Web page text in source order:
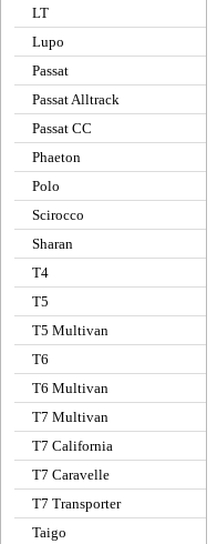
LT
Lupo
Passat
Passat Alltrack
Passat CC
Phaeton
Polo
Scirocco
Sharan
T4
T5
T5 Multivan
T6
T6 Multivan
T7 Multivan
T7 California
T7 Caravelle
T7 Transporter
Taigo